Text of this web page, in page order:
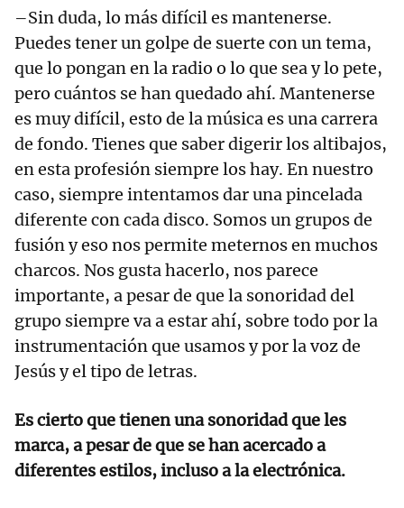
–Sin duda, lo más difícil es mantenerse.
Puedes tener un golpe de suerte con un tema,
que lo pongan en la radio o lo que sea y lo pete,
pero cuántos se han quedado ahí. Mantenerse
es muy difícil, esto de la música es una carrera
de fondo. Tienes que saber digerir los altibajos,
en esta profesión siempre los hay. En nuestro
caso, siempre intentamos dar una pincelada
diferente con cada disco. Somos un grupos de
fusión y eso nos permite meternos en muchos
charcos. Nos gusta hacerlo, nos parece
importante, a pesar de que la sonoridad del
grupo siempre va a estar ahí, sobre todo por la
instrumentación que usamos y por la voz de
Jesús y el tipo de letras.
Es cierto que tienen una sonoridad que les
marca, a pesar de que se han acercado a
diferentes estilos, incluso a la electrónica.